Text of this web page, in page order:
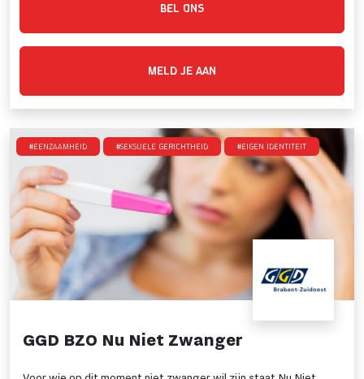
BEL ONS
MELD JE AAN
#Eenzaamheid #Seksuele gerichtheid #Eigen identiteit
GGD BZO Nu Niet Zwanger